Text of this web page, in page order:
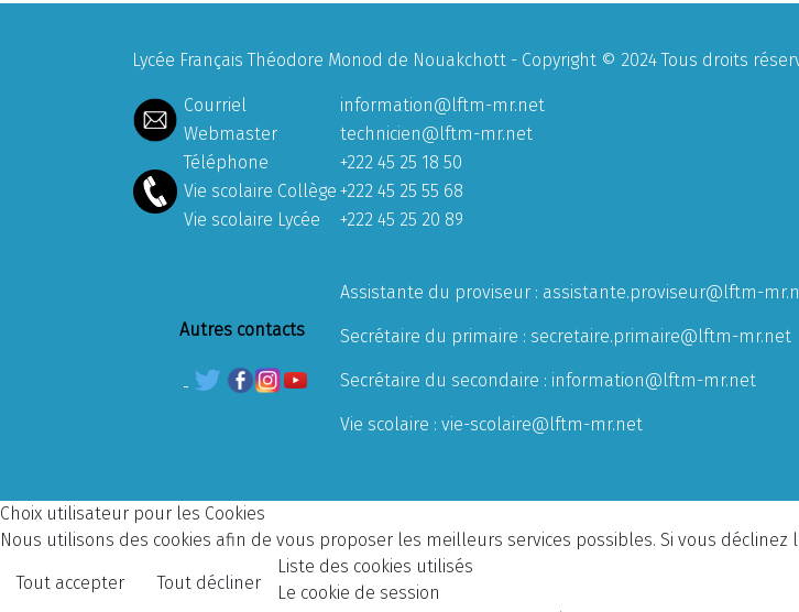
Lycée Français Théodore Monod de Nouakchott - Copyright © 2024 Tous droits
Courriel
information@lftm-mr.net
Webmaster
technicien@lftm-mr.net
Téléphone
+222 45 25 18 50
Vie scolaire Collège +222 45 25 55 68
Vie scolaire Lycée
+222 45 25 20 89
Autres contacts
Assistante du proviseur : assistante.proviseur@lftm-
Secrétaire du primaire : secretaire.primaire@lftm-mr.net
Secrétaire du secondaire : information@lftm-mr.net
Vie scolaire : vie-scolaire@lftm-mr.net
Choix utilisateur pour les Cookies
Nous utilisons des cookies afin de vous proposer les meilleurs services possibles. Si vous
Tout accepter Tout décliner
Liste des cookies utilisés
Le cookie de session